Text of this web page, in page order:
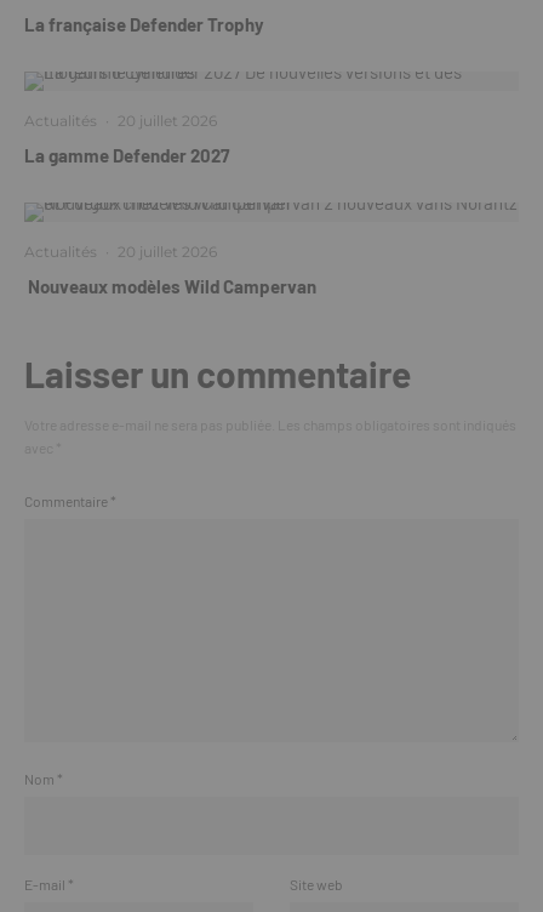
La française Defender Trophy
Actualités · 20 juillet 2026
La gamme Defender 2027
Actualités · 20 juillet 2026
Nouveaux modèles Wild Campervan
Laisser un commentaire
Commentaire *
Nom *
E-mail * Site web